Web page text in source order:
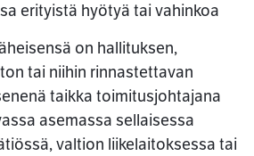
erityistä hyötyä tai vahinkoa
on hallituksen,
tai niihin rinnastettavan
taikka toimitusjohtajana
asemassa sellaisessa
valtion liikelaitoksessa tai